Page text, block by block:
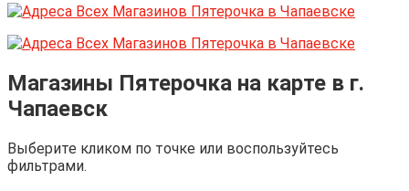
Магазины Пятерочка на карте в г.
Чапаевск
Выберите кликом по точке или воспользуйтесь
фильтрами.